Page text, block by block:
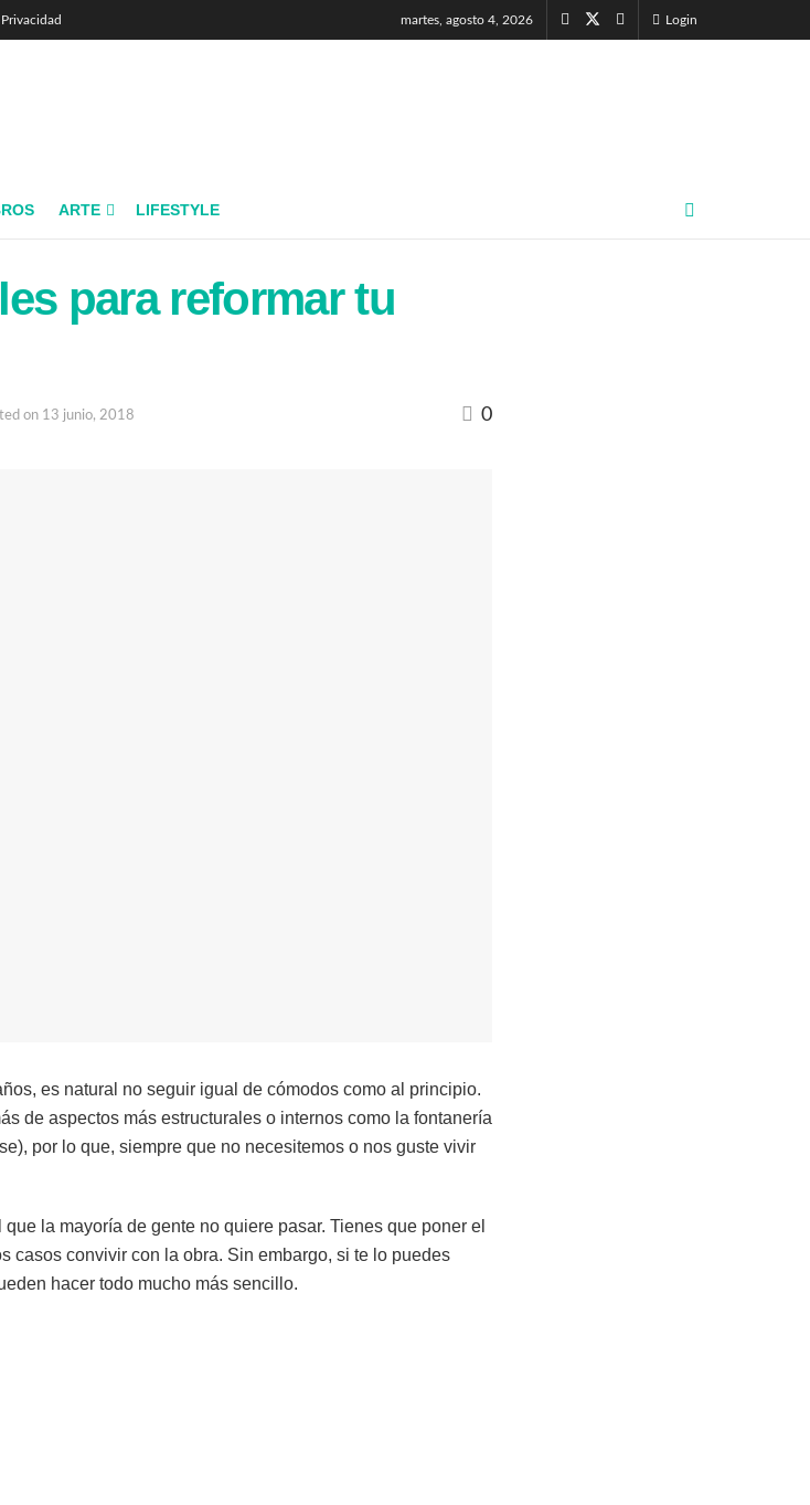
Privacidad martes, agosto 4, 2026 Login
ARTE LIFESTYLE
para reformar tu
on 13 junio, 2018 0
es natural no seguir igual de cómodos como al principio.
de aspectos más estructurales o internos como la fontanería
por lo que, siempre que no necesitemos o nos guste vivir
la mayoría de gente no quiere pasar. Tienes que poner el
casos convivir con la obra. Sin embargo, si te lo puedes
hacer todo mucho más sencillo.